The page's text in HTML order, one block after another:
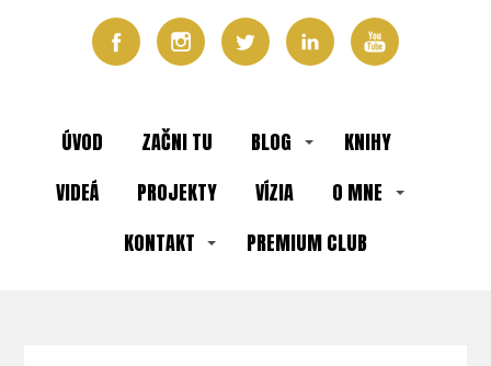
ÚVOD ZAČNI TU BLOG
KNIHY
VIDEÁ
PROJEKTY VÍZIA
O MNE
KONTAKT
PREMIUM CLUB